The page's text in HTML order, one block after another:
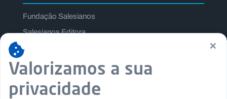
Fundação Salesianos
Salesianos Editora
Família Salesiana
Missão Dom Bosco
Jogos Nacionais Salesianos
×
Valorizamos a sua
privacidade